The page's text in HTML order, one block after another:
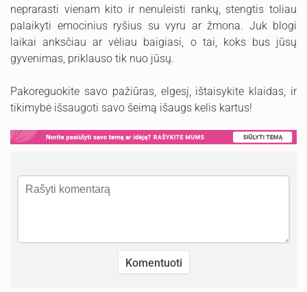
neprarasti vienam kito ir nenuleisti rankų, stengtis toliau
palaikyti emocinius ryšius su vyru ar žmona. Juk blogi
laikai anksčiau ar vėliau baigiasi, o tai, koks bus jūsų
gyvenimas, priklauso tik nuo jūsų.
Pakoreguokite savo pažiūras, elgesį, ištaisykite klaidas, ir
tikimybė išsaugoti savo šeimą išaugs kelis kartus!